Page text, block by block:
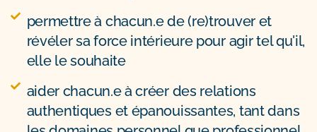
permettre à chacun.e de (re)trouver et
révéler sa force intérieure pour agir tel qu'il,
elle le souhaite
aider chacun.e à créer des relations
authentiques et épanouissantes, tant dans